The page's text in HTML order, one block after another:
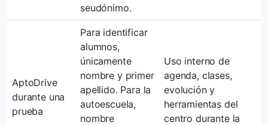
seudónimo.
AptoDrive
durante una
prueba
Para identificar
alumnos,
únicamente
nombre y primer
apellido. Para la
autoescuela,
nombre
Uso interno de
agenda, clases,
evolución y
herramientas del
centro durante la